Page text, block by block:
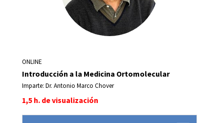
ONLINE
Introducción a la Medicina Ortomolecular
Imparte: Dr. Antonio Marco Chover
1,5 h. de visualización